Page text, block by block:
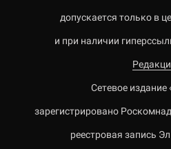
допускается только в
и при наличии
Сетевое издание
зарегистрировано
реестровая запись